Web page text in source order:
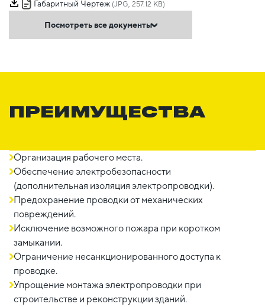
Габаритный Чертеж (JPG, 257.12 KB)
Посмотреть все документы
ПРЕИМУЩЕСТВА
Организация рабочего места.
Обеспечение электробезопасности
(дополнительная изоляция электропроводки).
Предохранение проводки от механических
повреждений.
Исключение возможного пожара при коротком
замыкании.
Ограничение несанкционированного доступа к
проводке.
Упрощение монтажа электропроводки при
строительстве и реконструкции зданий.